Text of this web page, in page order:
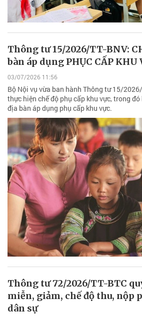
Thông tư 15/2026/TT-BNV:
bàn áp dụng PHỤC CẤP KHU
03/07/2026 11:56
Bộ Nội vụ vừa ban hành Thông tư 15/
thực hiện chế độ phụ cấp khu vực, trong
địa bàn áp dụng phụ cấp khu vực.
Thông tư 72/2026/TT-BTC
miễn, giảm, chế độ thu, nộp
dân sự